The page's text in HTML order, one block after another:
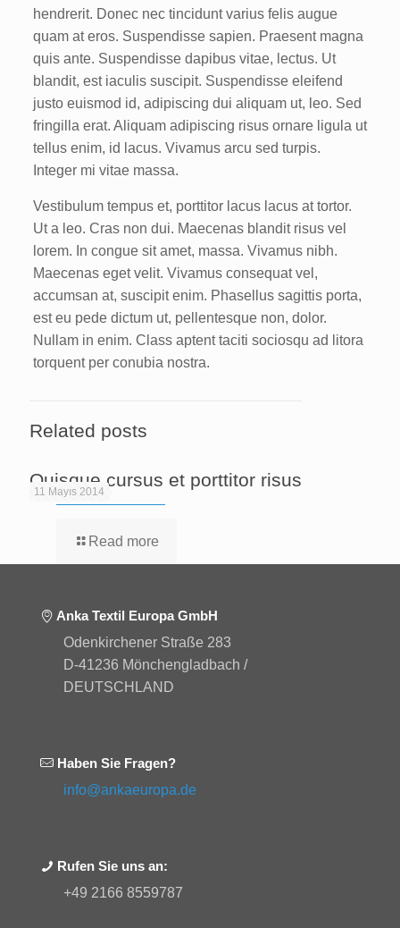
hendrerit. Donec nec tincidunt varius felis augue
quam at eros. Suspendisse sapien. Praesent magna
quis ante. Suspendisse dapibus vitae, lectus. Ut
blandit, est iaculis suscipit. Suspendisse eleifend
justo euismod id, adipiscing dui aliquam ut, leo. Sed
fringilla erat. Aliquam adipiscing risus ornare ligula ut
tellus enim, id lacus. Vivamus arcu sed turpis.
Integer mi vitae massa.
Vestibulum tempus et, porttitor lacus lacus at tortor.
Ut a leo. Cras non dui. Maecenas blandit risus vel
lorem. In congue sit amet, massa. Vivamus nibh.
Maecenas eget velit. Vivamus consequat vel,
accumsan at, suscipit enim. Phasellus sagittis porta,
est eu pede dictum ut, pellentesque non, dolor.
Nullam in enim. Class aptent taciti sociosqu ad litora
torquent per conubia nostra.
Related posts
11 Mayıs 2014
Quisque cursus et porttitor risus
Read more
Anka Textil Europa GmbH
Odenkirchener Straße 283
D-41236 Mönchengladbach /
DEUTSCHLAND
Haben Sie Fragen?
info@ankaeuropa.de
Rufen Sie uns an:
+49 2166 8559787